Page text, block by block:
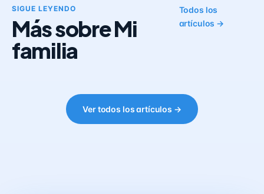
SIGUE LEYENDO
Más sobre Mi
familia
Todos los
artículos →
Ver todos los artículos →